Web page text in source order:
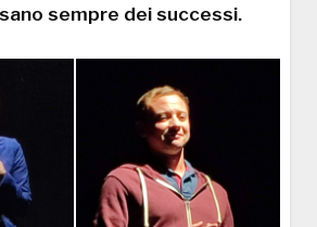
sempre dei successi.